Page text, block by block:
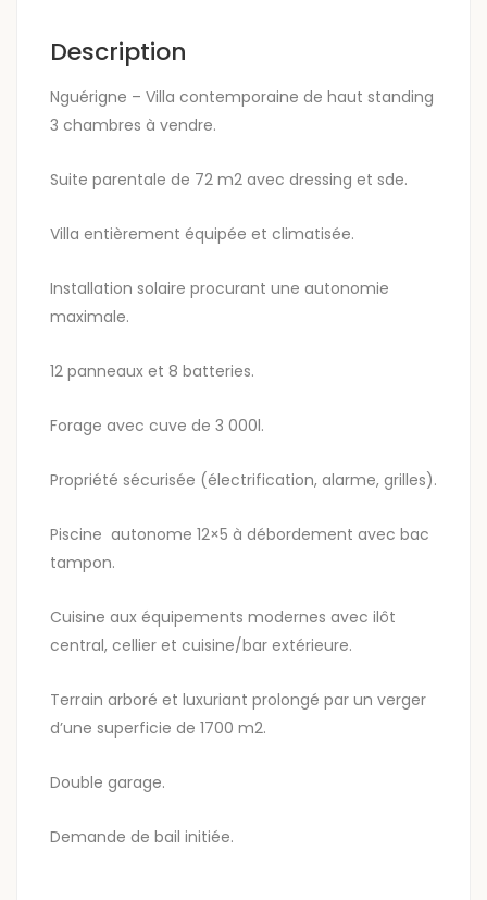
Description
Nguérigne – Villa contemporaine de haut standing
3 chambres à vendre.
Suite parentale de 72 m2 avec dressing et sde.
Villa entièrement équipée et climatisée.
Installation solaire procurant une autonomie
maximale.
12 panneaux et 8 batteries.
Forage avec cuve de 3 000l.
Propriété sécurisée (électrification, alarme, grilles).
Piscine autonome 12×5 à débordement avec bac
tampon.
Cuisine aux équipements modernes avec ilôt
central, cellier et cuisine/bar extérieure.
Terrain arboré et luxuriant prolongé par un verger
d’une superficie de 1700 m2.
Double garage.
Demande de bail initiée.